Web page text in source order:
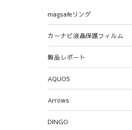
magsafeリング
カーナビ液晶保護フィルム
製品レポート
AQUOS
Arrows
DINGO